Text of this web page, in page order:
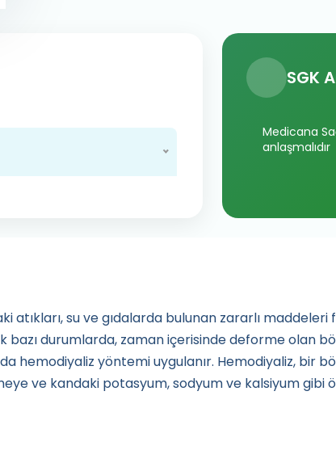
SGK
Medicana
anlaşmalıdır
atıkları, su ve gıdalarda bulunan zararlı
bazı durumlarda, zaman içerisinde deforme olan
hemodiyaliz yöntemi uygulanır. Hemodiyaliz, bir
ve kandaki potasyum, sodyum ve kalsiyum